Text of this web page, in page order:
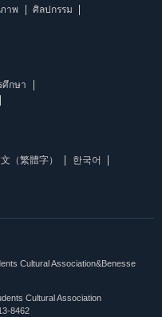
าพ
ศิลปกรรม
ศึกษา
（繁體字）
한국어
Cultural Association&Benesse
Cultural Association
8462